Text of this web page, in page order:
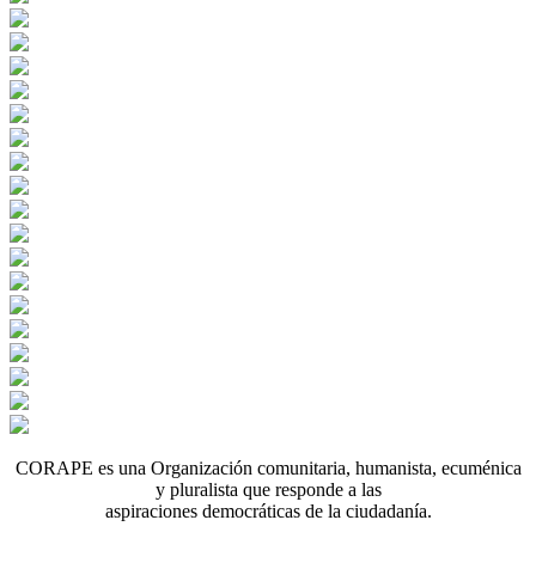
CORAPE es una Organización comunitaria, humanista, ecuménica
y pluralista que responde a las
aspiraciones democráticas de la ciudadanía.